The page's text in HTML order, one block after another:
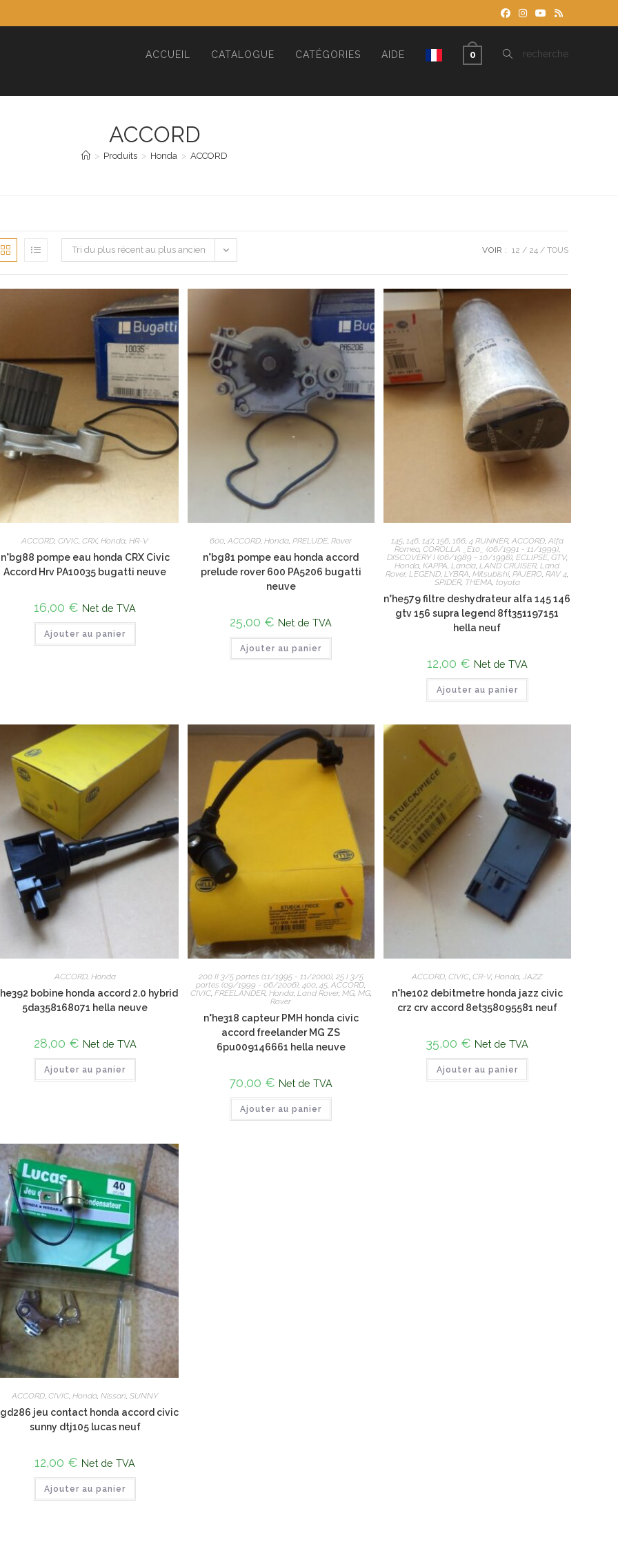
recherche
ACCUEIL CATALOGUE CATÉGORIES AIDE 0 TOGGLE
ACCORD
> Produits > Honda > ACCORD
Tri du plus récent au plus ancien VOIR : 12 24 TOUS
ACCORD,CIVIC,CRX,Honda,HR-V
n°bg88 pompe eau honda CRX Civic
Accord Hrv PA10035 bugatti neuve
16,00 € Net de TVA
Ajouter au panier
600,ACCORD,Honda,PRELUDE,Rover
n°bg81 pompe eau honda accord
prelude rover 600 PA5206 bugatti
neuve
25,00 € Net de TVA
Ajouter au panier
145, 146, 147, 156, 166, 4 RUNNER, ACCORD, Alfa
Romeo, COROLLA _E10_ (06/1991 - 11/1999),
DISCOVERY I (06/1989 - 10/1998), ECLIPSE, GTV,
Honda,KAPPA,Lancia,LAND CRUISER,Land
Rover,LEGEND,LYBRA,Mitsubishi,PAJERO,RAV 4,
SPIDER, THEMA, toyota
n°he579 filtre deshydrateur alfa 145 146
gtv 156 supra legend 8ft351197151
hella neuf
12,00 € Net de TVA
Ajouter au panier
ACCORD, Honda
bobine honda accord 2.0 hybrid
5da358168071 hella neuve
28,00 € Net de TVA
Ajouter au panier
200 II 3/5 portes (11/1995 - 11/2000), 25 I 3/5
portes (09/1999 - 06/2006),400,45,ACCORD,
CIVIC, FREELANDER, Honda, Land Rover, MG, MG,
Rover
n°he318 capteur PMH honda civic
accord freelander MG ZS
6pu009146661 hella neuve
70,00 € Net de TVA
Ajouter au panier
ACCORD,CIVIC,CR-V,Honda,JAZZ
n°he102 debitmetre honda jazz civic
crz crv accord 8et358095581 neuf
35,00 € Net de TVA
Ajouter au panier
ACCORD,CIVIC,Honda,Nissan,SUNNY
jeu contact honda accord civic
sunny dtj105 lucas neuf
12,00 € Net de TVA
Ajouter au panier